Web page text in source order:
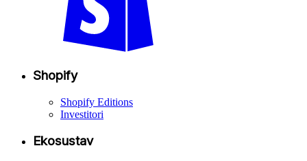
Shopify
Shopify Editions
Investitori
Ekosustav